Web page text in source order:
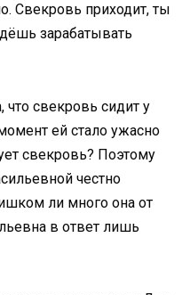
Свекровь приходит, ты
зарабатывать
свекровь сидит у
ей стало ужасно
свекровь? Поэтому
честно
ли много она от
в ответ лишь